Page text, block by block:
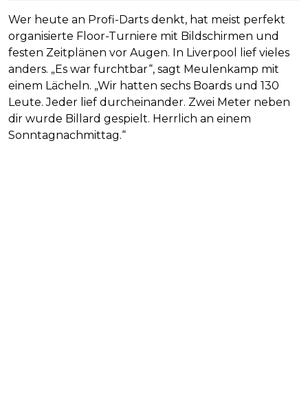
Wer heute an Profi-Darts denkt, hat meist perfekt
organisierte Floor-Turniere mit Bildschirmen und
festen Zeitplänen vor Augen. In Liverpool lief vieles
anders. „Es war furchtbar“, sagt Meulenkamp mit
einem Lächeln. „Wir hatten sechs Boards und 130
Leute. Jeder lief durcheinander. Zwei Meter neben
dir wurde Billard gespielt. Herrlich an einem
Sonntagnachmittag.“